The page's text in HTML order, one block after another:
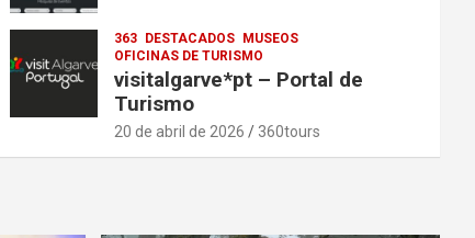
363 DESTACADOS
MUSEOS
OFICINAS DE TURISMO
visitalgarve*pt – Portal de
Turismo
20 de abril de 2026 360tours